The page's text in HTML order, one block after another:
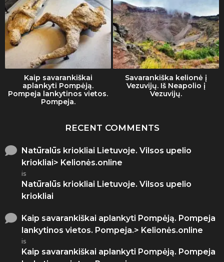
Kaip savarankiškai
aplankyti Pompėją.
Pompeja lankytinos vietos.
Pompeja.
Savarankiška kelionė į
Vezuvijų. Iš Neapolio į
Vezuvijų.
RECENT COMMENTS
Natūralūs kriokliai Lietuvoje. Vilsos upelio
kriokliai> Kelionės.online
is
Natūralūs kriokliai Lietuvoje. Vilsos upelio
kriokliai
Kaip savarankiškai aplankyti Pompėją. Pompeja
lankytinos vietos. Pompeja.> Kelionės.online
is
Kaip savarankiškai aplankyti Pompėją. Pompeja